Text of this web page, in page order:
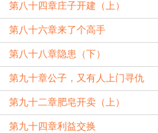
第八十四章庄子开建（上）
第八十六章来了个高手
第八十八章隐患（下）
第九十章公子，又有人上门寻仇
（中）
第九十二章肥皂开卖（上）
第九十四章利益交换